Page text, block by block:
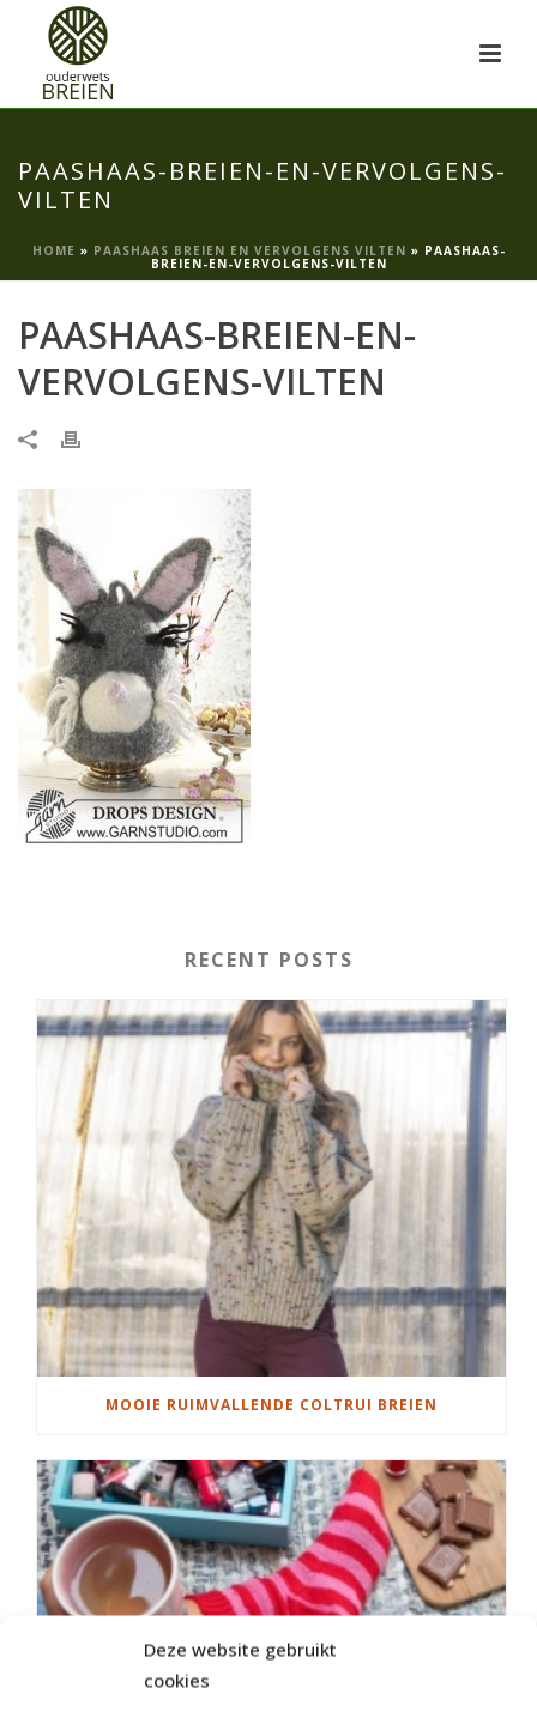
Deze website gebruikt
cookies
PAASHAAS-BREIEN-EN-VERVOLGENS-
VILTEN
HOME » PAASHAAS BREIEN EN VERVOLGENS VILTEN » PAASHAAS-
BREIEN-EN-VERVOLGENS-VILTEN
PAASHAAS-BREIEN-EN-
VERVOLGENS-VILTEN
RECENT POSTS
MOOIE RUIMVALLENDE COLTRUI BREIEN